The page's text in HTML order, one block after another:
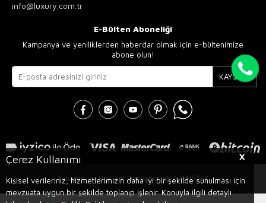
X
Çerez Kullanımı
Kişisel verileriniz, hizmetlerimizin daha iyi bir şekilde sunulması için
mevzuata uygun bir şekilde toplanıp işlenir. Konuyla ilgili detaylı
info@luxury.com.tr
E-Bülten Aboneliği
Kampanya ve yeniliklerden haberdar olmak için e-bültenimize
abone olun!
KAYIT OL
Tasarım ve Reklam Danışmanlığı AJANSTEK